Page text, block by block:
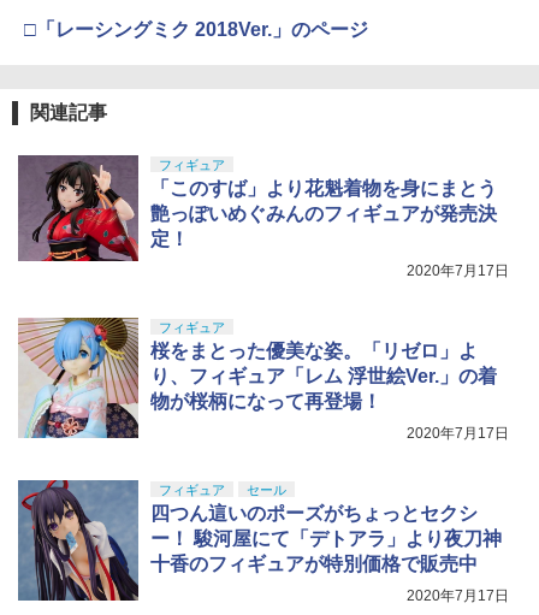
□「レーシングミク 2018Ver.」のページ
関連記事
フィギュア
「このすば」より花魁着物を身にまとう
艶っぽいめぐみんのフィギュアが発売決
定！
2020年7月17日
フィギュア
桜をまとった優美な姿。「リゼロ」よ
り、フィギュア「レム 浮世絵Ver.」の着
物が桜柄になって再登場！
2020年7月17日
フィギュア セール
四つん這いのポーズがちょっとセクシ
ー！ 駿河屋にて「デトアラ」より夜刀神
十香のフィギュアが特別価格で販売中
2020年7月17日